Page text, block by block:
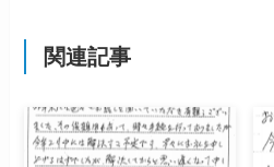
関連記事